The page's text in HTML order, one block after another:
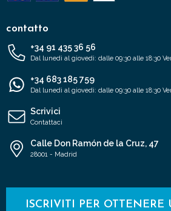
contatto
+34 91 435 36 56
Dal lunedì al giovedì: dalle 09:30 alle 18:30
+34 683 185 759
Dal lunedì al giovedì: dalle 09:30 alle 18:30
Scrivici
Contattaci
Calle Don Ramón de la Cruz, 47
28001 - Madrid
ISCRIVITI PER OTTENERE